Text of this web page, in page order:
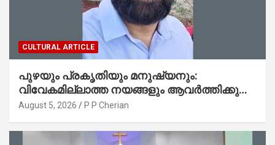
CULTURAL ARTICLE
പുഴയും പ്രകൃതിയും മനുഷ്യനും:
വിവേകമില്ലാത്ത നയങ്ങളും ആവർത്തിക്കുന്ന
ദുരന്തങ്ങളും : റവ. ജെയിംസ് കെ.
August 5, 2026 P P Cherian